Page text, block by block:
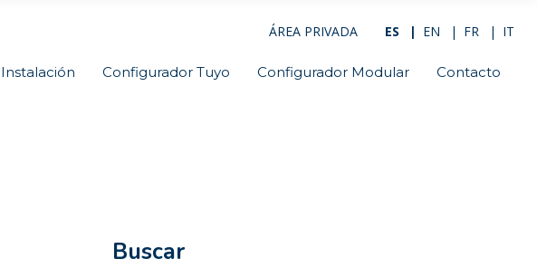
ÁREA PRIVADA ES EN FR IT
Instalación Configurador Tuyo Configurador Modular Contacto
Buscar